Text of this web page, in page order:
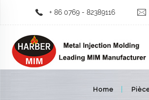
+ 86 0769 - 82389116
Home